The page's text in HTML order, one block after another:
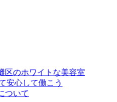
区のホワイトな美容室
安心して働こう
ついて